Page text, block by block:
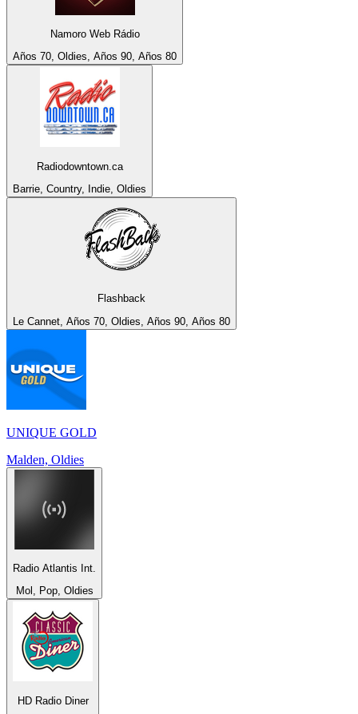
Namoro Web Rádio
Años 70, Oldies, Años 90, Años 80
Radiodowntown.ca
Barrie, Country, Indie, Oldies
Flashback
Le Cannet, Años 70, Oldies, Años 90, Años 80
UNIQUE GOLD
Malden, Oldies
Radio Atlantis Int.
Mol, Pop, Oldies
HD Radio Diner